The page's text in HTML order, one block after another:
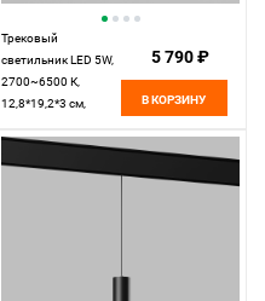
Трековый
светильник LED 5W,
2700~6500 К,
12,8*19,2*3 см,
Elektrostandard Slim
Magnetic 85071/01
5 790 ₽
В КОРЗИНУ